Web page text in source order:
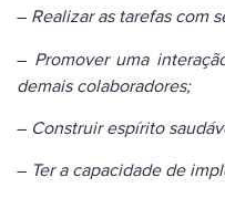
– Realizar as tarefas com
– Promover uma
demais colaboradores;
– Construir espírito
– Ter a capacidade de